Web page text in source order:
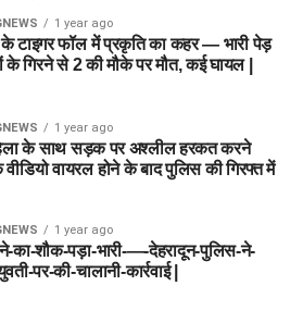
1 year ago
के टाइगर फॉल में प्रकृति का कहर — भारी पेड़
के गिरने से 2 की मौके पर मौत, कई घायल |
1 year ago
के साथ सड़क पर अश्लील हरकत करने
वायरल होने के बाद पुलिस की गिरफ्त में
1 year ago
का-शौक-पड़ा-भारी-—-देहरादून-पुलिस-ने-
पर-की-चालानी-कार्रवाई |